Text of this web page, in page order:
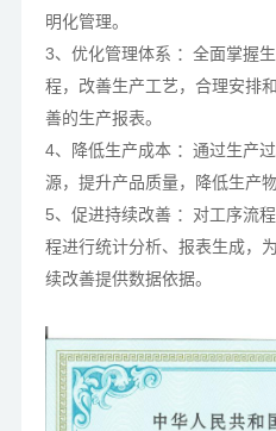
明化管理。
3、优化管理体系 ：全面掌握
程，改善生产工艺，合理安排
善的生产报表。
4、降低生产成本 ：通过生产
源，提升产品质量，降低生产
5、促进持续改善 ：对工序流
程进行统计分析、报表生成，
续改善提供数据依据。